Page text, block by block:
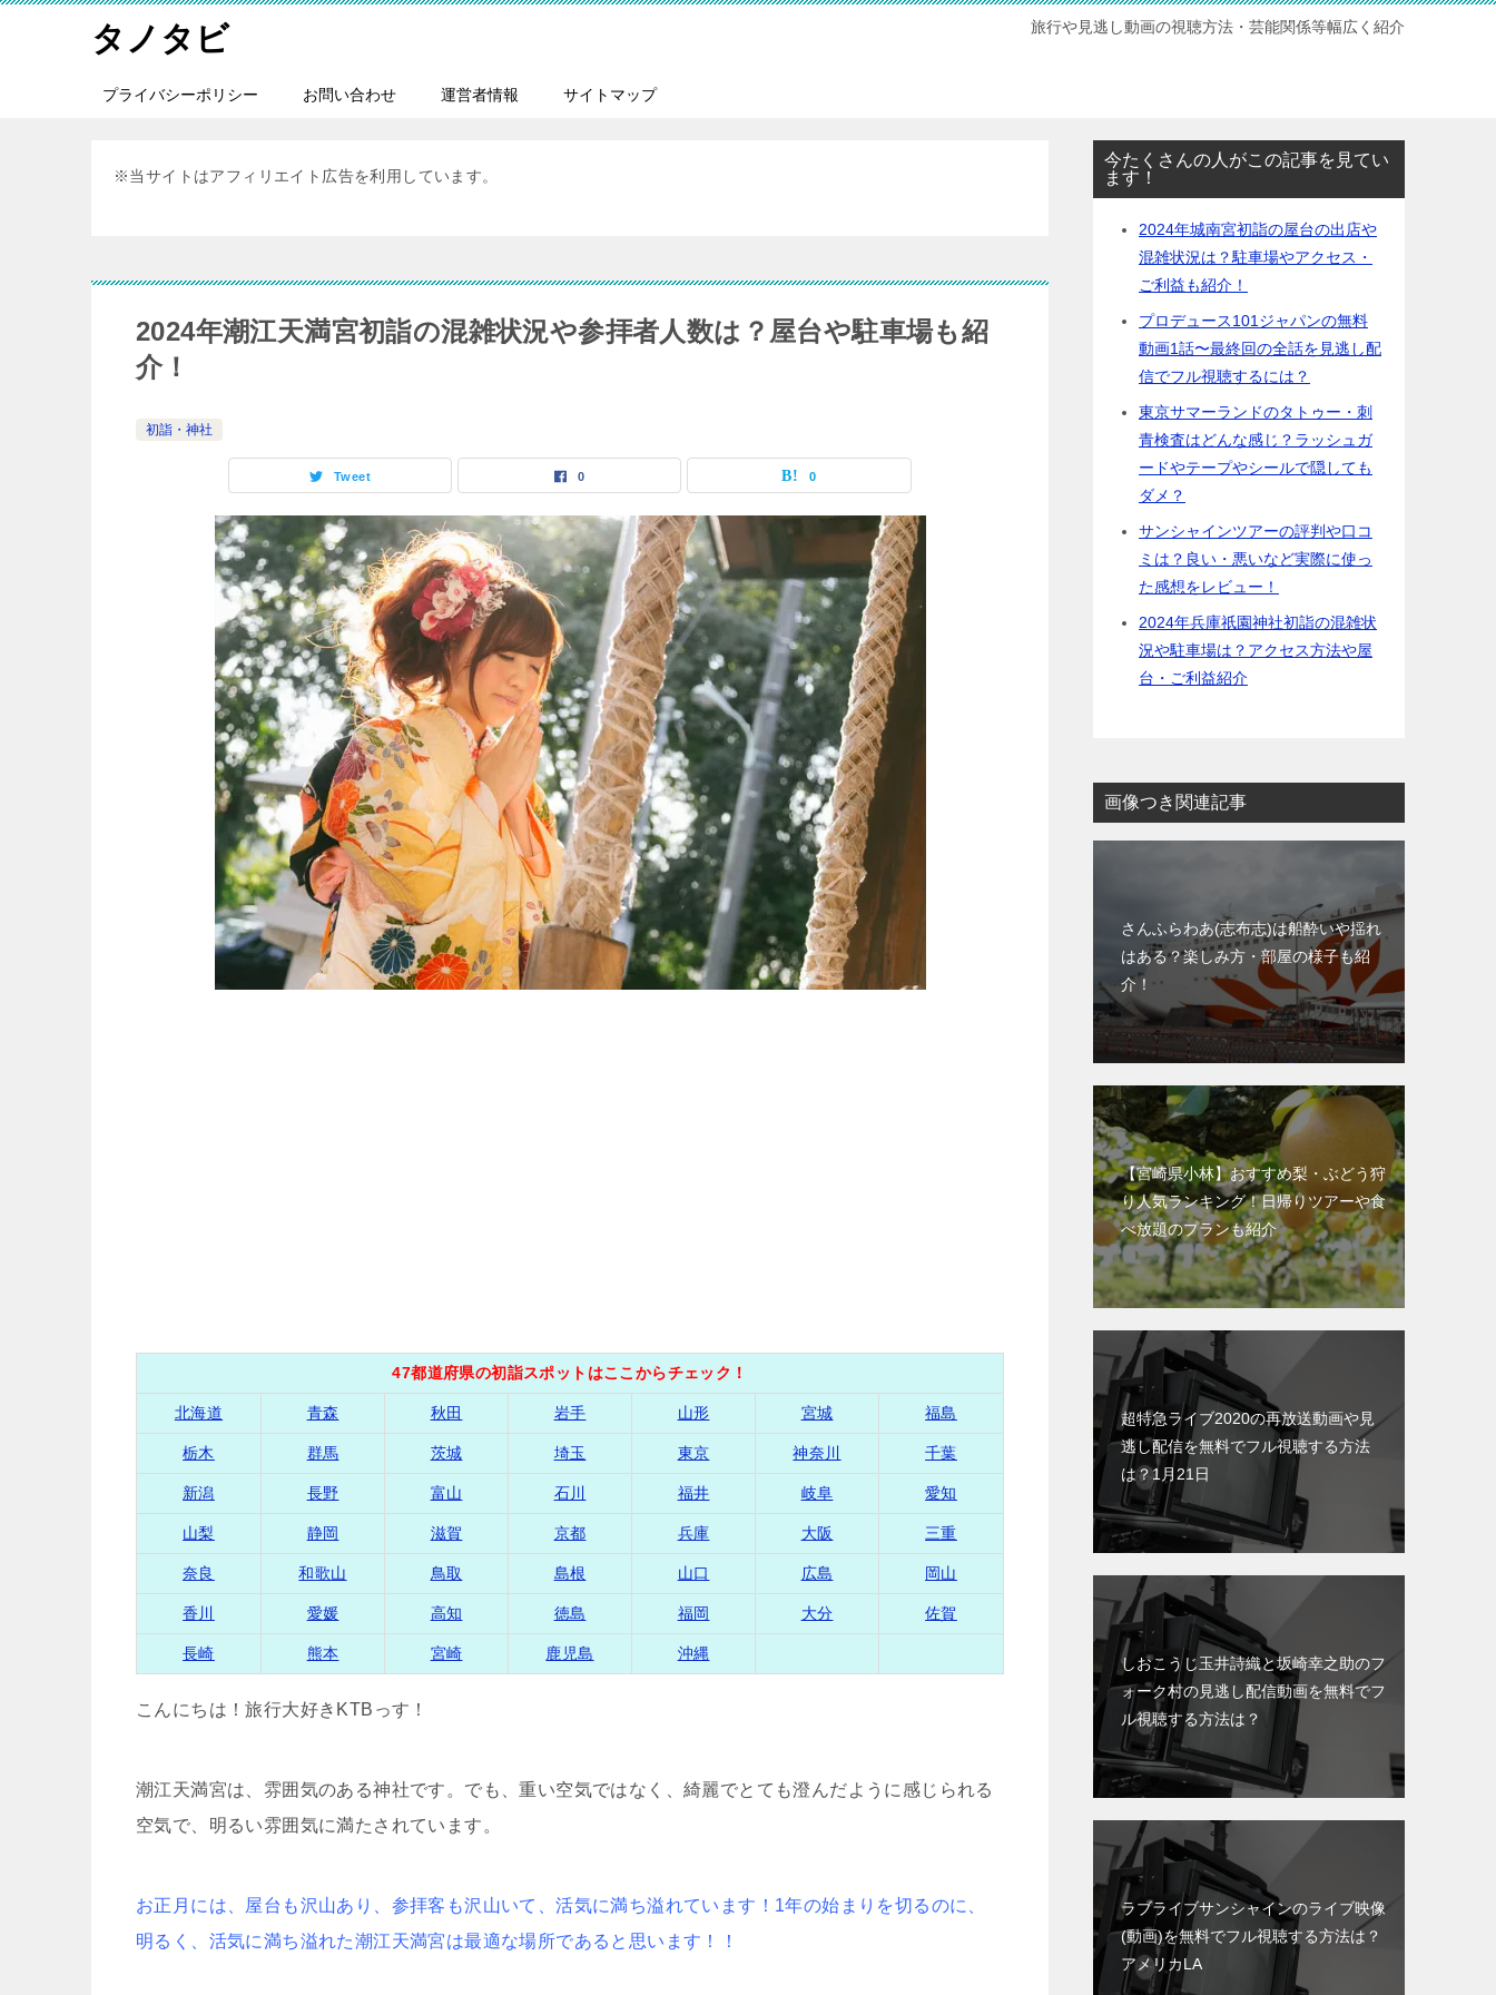
タノタビ 旅行や見逃し動画の視聴方法・芸能関係等幅広く紹介
プライバシーポリシー お問い合わせ 運営者情報 サイトマップ
※当サイトはアフィリエイト広告を利用しています。
2024年潮江天満宮初詣の混雑状況や参拝者人数は？屋台や駐車場も紹
介！
初詣・神社
Tweet 0 0
47都道府県の初詣スポットはここからチェック！
北海道 青森 秋田 岩手 山形 宮城 福島
栃木 群馬 茨城 埼玉 東京 神奈川 千葉
新潟 長野 富山 石川 福井 岐阜 愛知
山梨 静岡 滋賀 京都 兵庫 大阪 三重
奈良 和歌山 鳥取 島根 山口 広島 岡山
香川 愛媛 高知 徳島 福岡 大分 佐賀
長崎 熊本 宮崎 鹿児島 沖縄
こんにちは！旅行大好きKTBっす！
潮江天満宮は、雰囲気のある神社です。でも、重い空気ではなく、綺麗でとても澄んだように感じられる
空気で、明るい雰囲気に満たされています。
お正月には、屋台も沢山あり、参拝客も沢山いて、活気に満ち溢れています！1年の始まりを切るのに、
明るく、活気に満ち溢れた潮江天満宮は最適な場所であると思います！！
今たくさんの人がこの記事を見てい
ます！
2024年城南宮初詣の屋台の出店や
混雑状況は？駐車場やアクセス・
ご利益も紹介！
プロデュース101ジャパンの無料
動画1話〜最終回の全話を見逃し配
信でフル視聴するには？
東京サマーランドのタトゥー・刺
青検査はどんな感じ？ラッシュガ
ードやテープやシールで隠しても
ダメ？
サンシャインツアーの評判や口コ
ミは？良い・悪いなど実際に使っ
た感想をレビュー！
2024年兵庫祇園神社初詣の混雑状
況や駐車場は？アクセス方法や屋
台・ご利益紹介
画像つき関連記事
さんふらわあ(志布志)は船酔いや揺れ
はある？楽しみ方・部屋の様子も紹
介！
【宮崎県小林】おすすめ梨・ぶどう狩
り人気ランキング！日帰りツアーや食
べ放題のプランも紹介
超特急ライブ2020の再放送動画や見
逃し配信を無料でフル視聴する方法
は？1月21日
しおこうじ玉井詩織と坂崎幸之助のフ
ォーク村の見逃し配信動画を無料でフ
ル視聴する方法は？
ラブライブサンシャインのライブ映像
(動画)を無料でフル視聴する方法は？
アメリカLA